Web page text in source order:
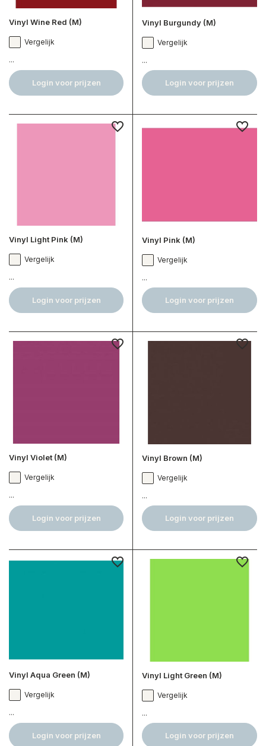
Vinyl Wine Red (M)
Vergelijk
...
Login voor prijzen
Vinyl Burgundy (M)
Vergelijk
...
Login voor prijzen
Vinyl Light Pink (M)
Vergelijk
...
Login voor prijzen
Vinyl Pink (M)
Vergelijk
...
Login voor prijzen
Vinyl Violet (M)
Vergelijk
...
Login voor prijzen
Vinyl Brown (M)
Vergelijk
...
Login voor prijzen
Vinyl Aqua Green (M)
Vergelijk
...
Login voor prijzen
Vinyl Light Green (M)
Vergelijk
...
Login voor prijzen